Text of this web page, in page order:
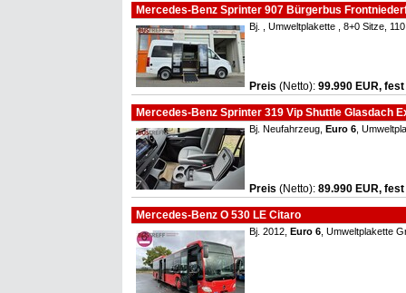
Mercedes-Benz Sprinter 907 Bürgerbus
Bj. , Umweltplakette , 8+0 Sitze,
Preis (Netto): 99.990 EUR, fest
Mercedes-Benz Sprinter 319 Vip Shuttle Glasdach
Bj. Neufahrzeug, Euro 6 ,
Preis (Netto): 89.990 EUR, fest
Mercedes-Benz O 530 LE Citaro
Bj. 2012, Euro 6 , Umweltplakette